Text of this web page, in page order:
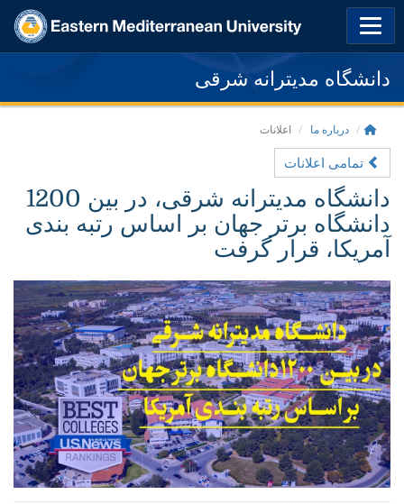
دانشگاه مدیترانه شرقی
درباره ما اعلانات
تمامی اعلانات
دانشگاه مدیترانه شرقی، در بین 1200
دانشگاه برتر جهان بر اساس رتبه بندی
آمریکا، قرار گرفت